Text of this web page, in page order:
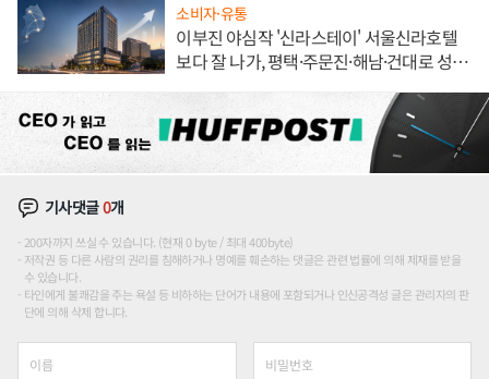
소비자·유통
이부진 야심작 '신라스테이' 서울신라호텔
보다 잘 나가, 평택·주문진·해남·건대로 성
기사댓글0개
200자까지 쓰실 수 있습니다. (현재 0 byte / 최대 400byte)
저작권 등 다른 사람의 권리를 침해하거나 명예를 훼손하는 댓글은 관련 법률에 의해 제재를 받을
수 있습니다.
타인에게 불쾌감을 주는 욕설 등 비하하는 단어가 내용에 포함되거나 인신공격성 글은 관리자의 판
단에 의해 삭제 합니다.